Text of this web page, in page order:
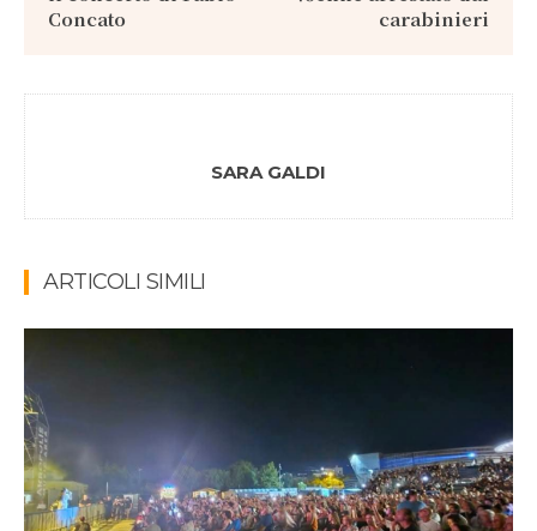
Concato
carabinieri
SARA GALDI
ARTICOLI SIMILI